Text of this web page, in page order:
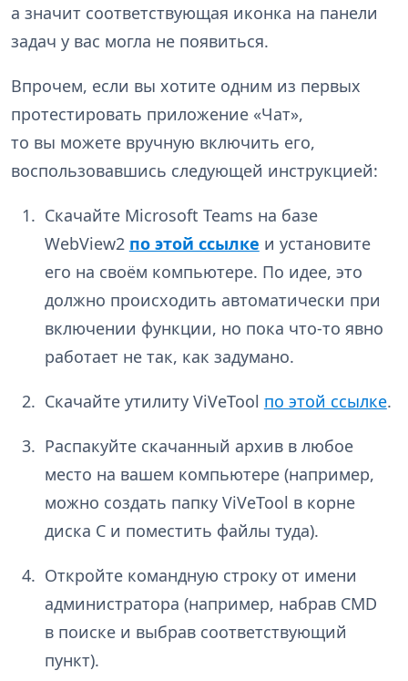
а значит соответствующая иконка на панели
задач у вас могла не появиться.
Впрочем, если вы хотите одним из первых
протестировать приложение «Чат»,
то вы можете вручную включить его,
воспользовавшись следующей инструкцией:
Скачайте Microsoft Teams на базе
WebView2 по этой ссылке и установите
его на своём компьютере. По идее, это
должно происходить автоматически при
включении функции, но пока что-то явно
работает не так, как задумано.
Скачайте утилиту ViVeTool по этой ссылке.
Распакуйте скачанный архив в любое
место на вашем компьютере (например,
можно создать папку ViVeTool в корне
диска C и поместить файлы туда).
Откройте командную строку от имени
администратора (например, набрав CMD
в поиске и выбрав соответствующий
пункт).